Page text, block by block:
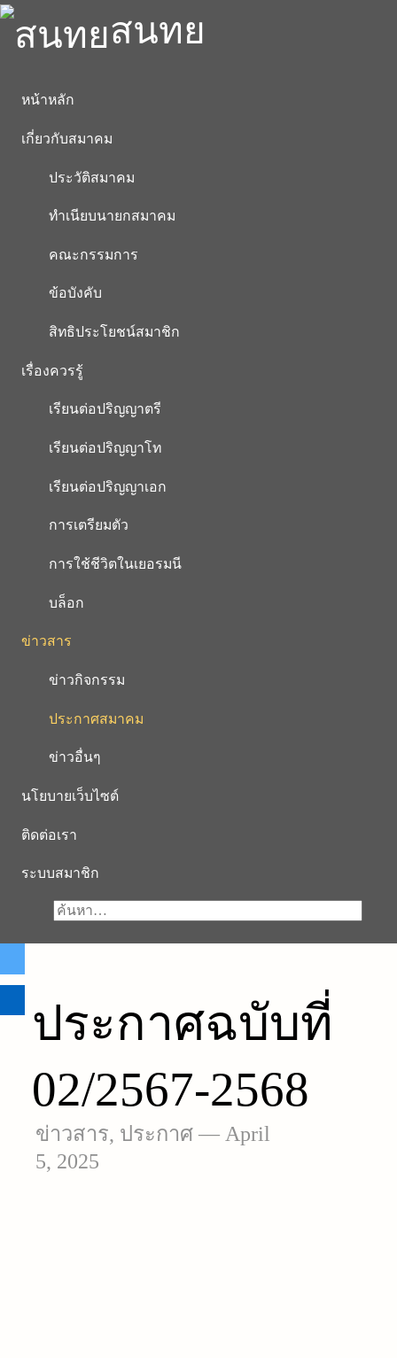
สนทย
หน้าหลัก
เกี่ยวกับสมาคม
ประวัติสมาคม
ทำเนียบนายกสมาคม
คณะกรรมการ
ข้อบังคับ
สิทธิประโยชน์สมาชิก
เรื่องควรรู้
เรียนต่อปริญญาตรี
เรียนต่อปริญญาโท
เรียนต่อปริญญาเอก
การเตรียมตัว
การใช้ชีวิตในเยอรมนี
บล็อก
ข่าวสาร
ข่าวกิจกรรม
ประกาศสมาคม
ข่าวอื่นๆ
นโยบายเว็บไซต์
ติดต่อเรา
ระบบสมาชิก
ประกาศฉบับที่
02/2567-2568
ข่าวสาร, ประกาศ— April
5, 2025